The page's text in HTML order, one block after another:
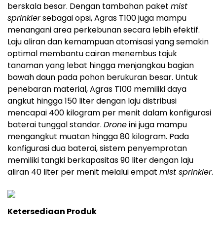
berskala besar. Dengan tambahan paket mist
sprinklersebagai opsi, Agras T100 juga mampu
menangani area perkebunan secara lebih efektif.
Laju aliran dan kemampuan atomisasi yang semakin
optimal membantu cairan menembus tajuk
tanaman yang lebat hingga menjangkau bagian
bawah daun pada pohon berukuran besar. Untuk
penebaran material, Agras T100 memiliki daya
angkut hingga 150 liter dengan laju distribusi
mencapai 400 kilogram per menit dalam konfigurasi
baterai tunggal standar. Droneini juga mampu
mengangkut muatan hingga 80 kilogram. Pada
konfigurasi dua baterai, sistem penyemprotan
memiliki tangki berkapasitas 90 liter dengan laju
aliran 40 liter per menit melalui empat mist sprinkler.
Ketersediaan Produk